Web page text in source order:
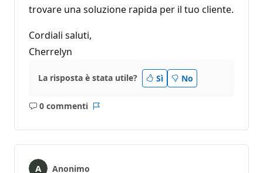
trovare una soluzione rapida per il tuo cliente.
Cordiali saluti,
Cherrelyn
La risposta è stata utile? Sì No
0 commenti
Nessun
Anonimo